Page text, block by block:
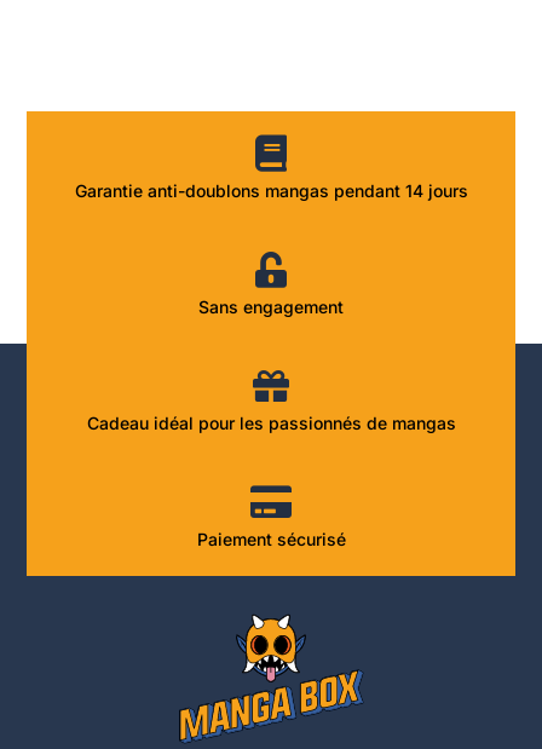
Garantie anti-doublons mangas pendant 14 jours
Sans engagement
Cadeau idéal pour les passionnés de mangas
Paiement sécurisé